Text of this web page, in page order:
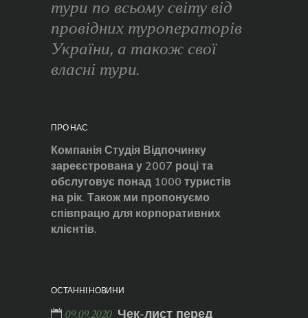
тури по всьому світу від
провідних туроператорів
України, а також свої
власні тури.
ПРО НАС
Компанія Студія Відпочинку
зареєстрована у 2007 році та
обслуговує понад 1000 туристів
на рік. Також ми пропонуємо
співпрацю для корпоративних
клієнтів.
ОСТАННІ НОВИНИ
09.09.2020 Чек-лист перед